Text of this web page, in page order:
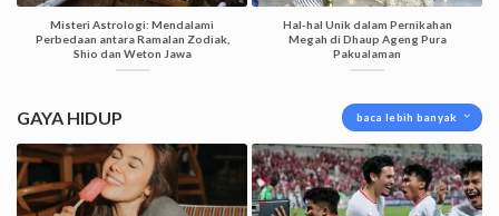
Misteri Astrologi: Mendalami
Perbedaan antara Ramalan Zodiak,
Shio dan Weton Jawa
Hal-hal Unik dalam Pernikahan
Megah di Dhaup Ageng Pura
Pakualaman
GAYA HIDUP baca lebih banyak